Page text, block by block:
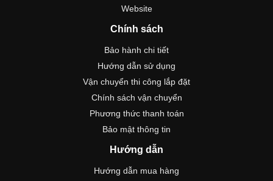
Website
Chính sách
Bảo hành chi tiết
Hướng dẫn sử dụng
Vận chuyển thi công lắp đặt
Chính sách vận chuyển
Phương thức thanh toán
Bảo mật thông tin
Hướng dẫn
Hướng dẫn mua hàng